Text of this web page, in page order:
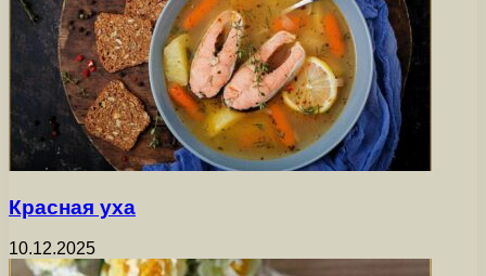
Красная уха
10.12.2025